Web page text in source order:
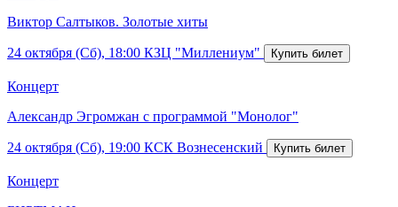
Виктор Салтыков. Золотые хиты
24 октября (Сб), 18:00 КЗЦ "Миллениум"
Концерт
Александр Эгромжан с программой "Монолог"
24 октября (Сб), 19:00 КСК Вознесенский
Концерт